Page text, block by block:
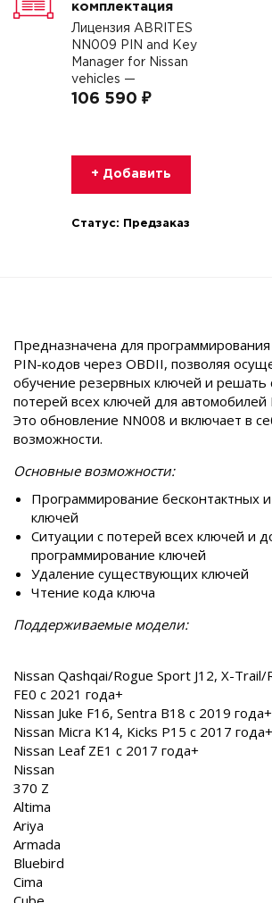
комплектация
Лицензия ABRITES
NN009 PIN and Key
Manager for Nissan
vehicles —
106 590 ₽
+ Добавить
Статус: Предзаказ
Предназначена для
PIN-кодов через OBDII, позволяя
обучение резервных ключей и решать
потерей всех ключей для автомобилей
Это обновление NN008 и включает в
возможности.
Основные возможности:
Программирование бесконтактных
ключей
Ситуации с потерей всех ключей и
программирование ключей
Удаление существующих ключей
Чтение кода ключа
Поддерживаемые модели:
Nissan Qashqai/Rogue Sport J12, X-Trail/
FE0 с 2021 года+
Nissan Juke F16, Sentra B18 с 2019 года+
Nissan Micra K14, Kicks P15 с 2017 года+
Nissan Leaf ZE1 с 2017 года+
Nissan
370 Z
Altima
Ariya
Armada
Bluebird
Cima